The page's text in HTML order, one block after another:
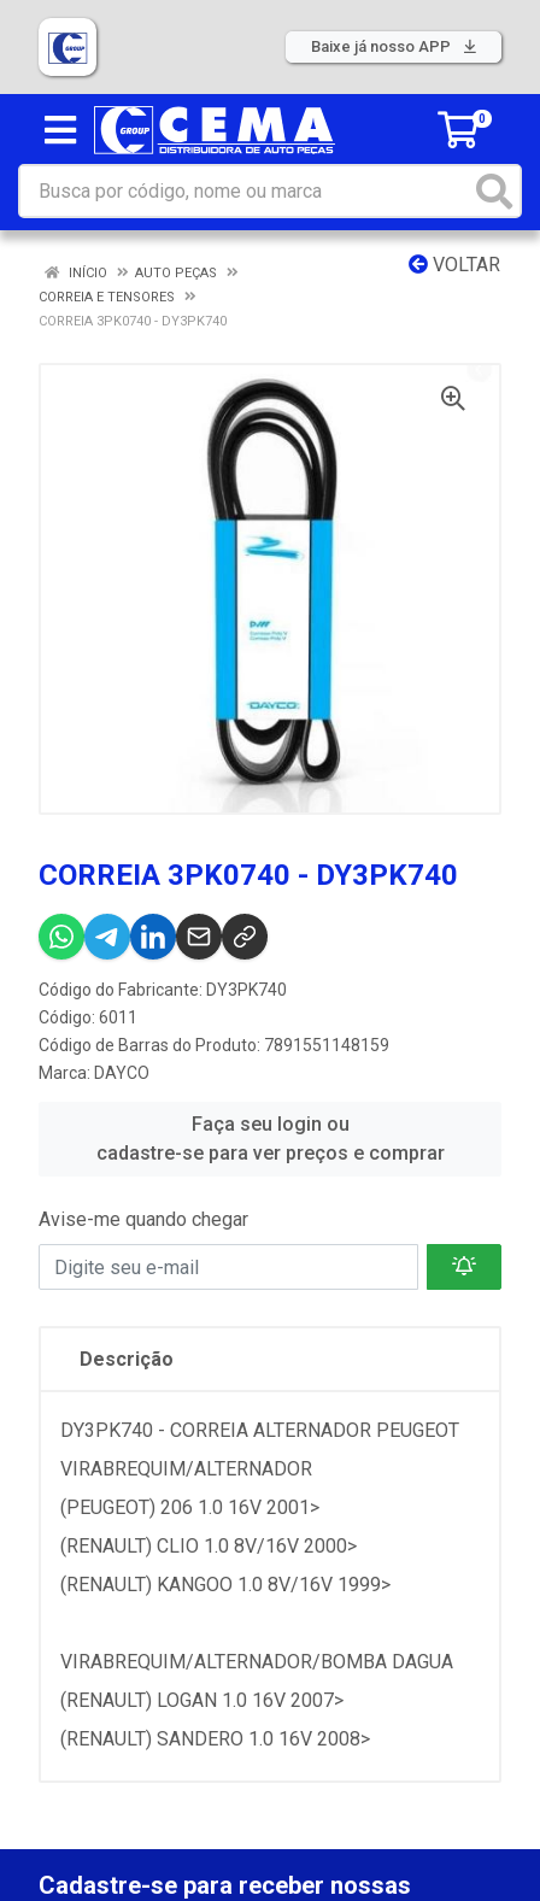
Baixe já nosso APP
0
VOLTAR
INÍCIO
AUTO PEÇAS
CORREIA E TENSORES
CORREIA 3PK0740 - DY3PK740
CORREIA 3PK0740 - DY3PK740
Código do Fabricante: DY3PK740
Código: 6011
Código de Barras do Produto: 7891551148159
Marca: DAYCO
Faça seu login ou
cadastre-se para ver preços e comprar
Avise-me quando chegar
Descrição
DY3PK740 - CORREIA ALTERNADOR PEUGEOT
VIRABREQUIM/ALTERNADOR
(PEUGEOT) 206 1.0 16V 2001>
(RENAULT) CLIO 1.0 8V/16V 2000>
(RENAULT) KANGOO 1.0 8V/16V 1999>
VIRABREQUIM/ALTERNADOR/BOMBA DAGUA
(RENAULT) LOGAN 1.0 16V 2007>
(RENAULT) SANDERO 1.0 16V 2008>
Cadastre-se para receber nossas